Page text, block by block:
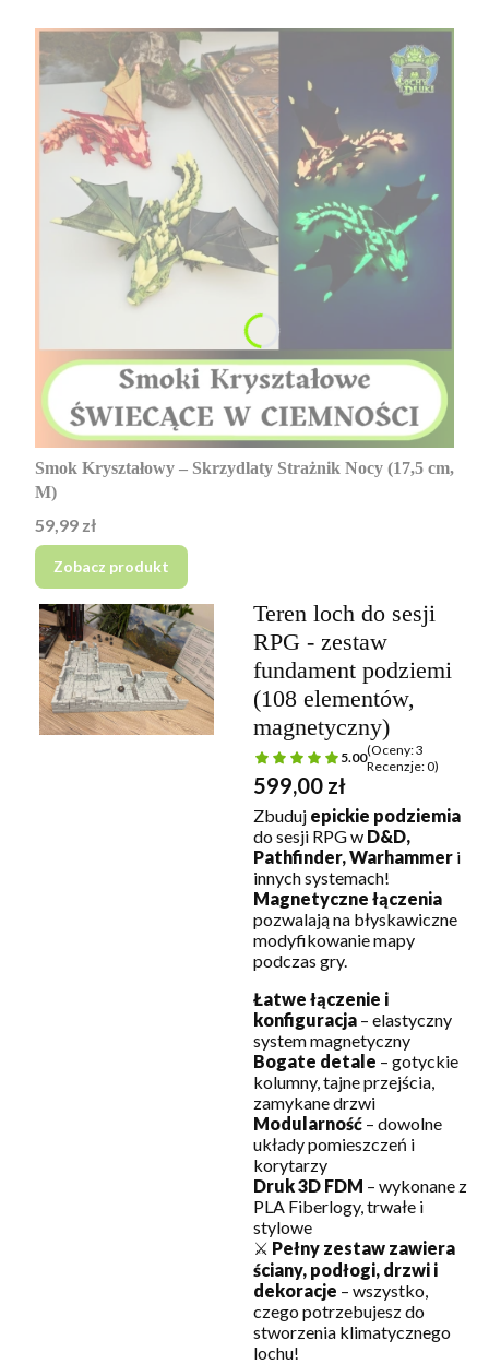
Smok Kryształowy – Skrzydlaty Strażnik Nocy (17,5 cm,
M)
Cena
59,99 zł
Zobacz produkt
Teren loch do sesji
RPG - zestaw
fundament podziemi
(108 elementów,
magnetyczny)
5.00(Oceny: 3
Recenzje: 0)
Cena
599,00 zł
Zbuduj epickie podziemia
do sesji RPG w D&D,
Pathfinder, Warhammer i
innych systemach!
Magnetyczne łączenia
pozwalają na błyskawiczne
modyfikowanie mapy
podczas gry.
Łatwe łączenie i
konfiguracja – elastyczny
system magnetyczny
Bogate detale – gotyckie
kolumny, tajne przejścia,
zamykane drzwi
Modularność – dowolne
układy pomieszczeń i
korytarzy
Druk 3D FDM – wykonane z
PLA Fiberlogy, trwałe i
stylowe
⚔️ Pełny zestaw zawiera
ściany, podłogi, drzwi i
dekoracje – wszystko,
czego potrzebujesz do
stworzenia klimatycznego
lochu!